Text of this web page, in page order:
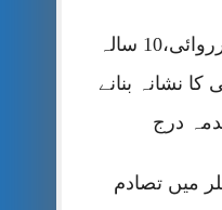
جہلم پولیس کی کارروائی،10 سالہ
نشانہ بنانے
درج
میں تصادم